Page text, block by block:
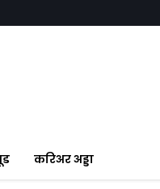
करिअर अड्डा